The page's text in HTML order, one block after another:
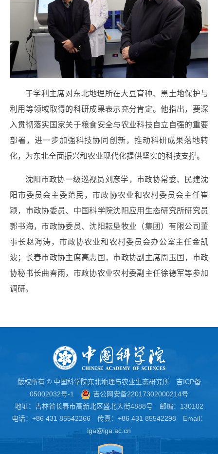
于学利主席对东北地理所在大豆育种、黑土地保护与
利用等领域取得的科研成果表示充分肯定。他指出，要深
入贯彻落实国家关于粮食安全与农业科技自立自强的重要
部署，进一步加强科技协同创新，推动科研成果落地转
化，为东北全面振兴和农业现代化提供坚实的科技支撑。
沈阳市政协一级巡视员刘彦学，市政协常委、民建沈
阳市委员会主委范民，市政协农业和农村委员会主任崔
颖，市政协委员、中国科学院沈阳应用生态研究所研究员
郭书海，市政协委员、沈阳耘垦牧业（集团）有限公司董
事长赵海涛，市政协农业和农村委员会办公室主任金凯
波；长春市政协主席高志国，市政协副主席周玉国，市政
协秘书长曲春雨，市政协农业农村委副主任徐德军等参加
调研。
版权所有 © 中国科学院东北地理与农业生态研究所 吉ICP备
05002032号-1
吉公网安备22017302000214号
地址：吉林省长春市高新北区盛北大街4888号 邮编：130102
电话：+86 431 85542266 传真：+86 431 85542298 Email：
iga@iga.ac.cn